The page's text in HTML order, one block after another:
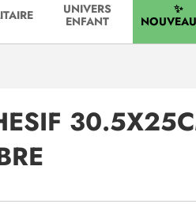
UNIVERS
ENFANT
✨